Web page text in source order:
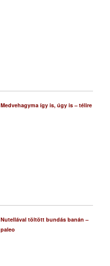
Medvehagyma így is, úgy is – télire
Nutellával töltött bundás banán –
paleo